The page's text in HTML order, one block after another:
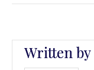
Written by